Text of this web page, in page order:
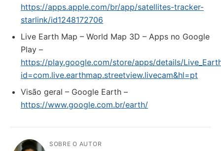
https://apps.apple.com/br/app/satellites-tracker-
starlink/id1248172706
Live Earth Map – World Map 3D – Apps no Google
Play –
https://play.google.com/store/apps/details/
id=com.live.earthmap.streetview.livecam&hl=pt
Visão geral – Google Earth –
https://www.google.com.br/earth/
SOBRE O AUTOR